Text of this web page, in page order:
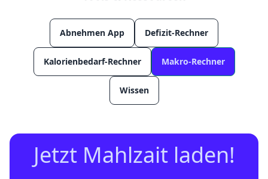
Abnehmen App Defizit-Rechner
Kalorienbedarf-Rechner Makro-Rechner
Wissen
Jetzt Mahlzait laden!